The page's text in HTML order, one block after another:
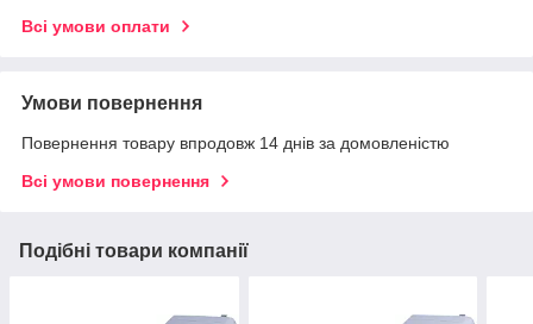
Всі умови оплати
Умови повернення
Повернення товару впродовж 14 днів за домовленістю
Всі умови повернення
Подібні товари компанії